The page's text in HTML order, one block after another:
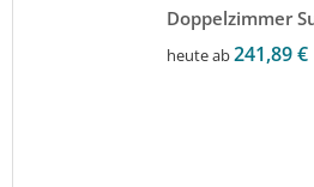
Doppelzimmer
heute ab241,89 €